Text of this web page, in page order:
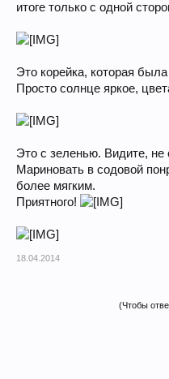
итоге только с одной
Это корейка, которая
Просто солнце яркое,
Это с зеленью. Видите, не
Мариновать в содовой
более мягким.
Приятного!
18.04.2014
(Чтобы